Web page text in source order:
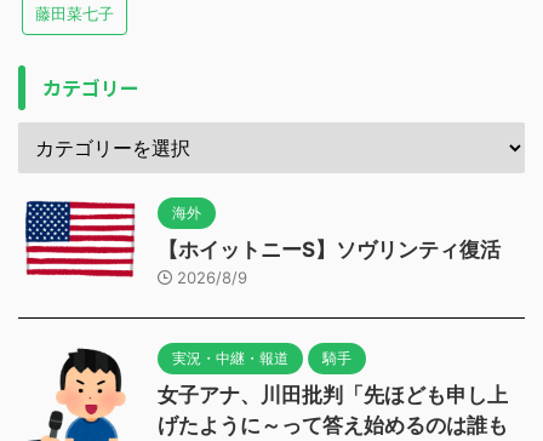
藤田菜七子
カテゴリー
海外
【ホイットニーS】ソヴリンティ復活
2026/8/9
実況・中継・報道 騎手
女子アナ、川田批判「先ほども申し上
げたように～って答え始めるのは誰も